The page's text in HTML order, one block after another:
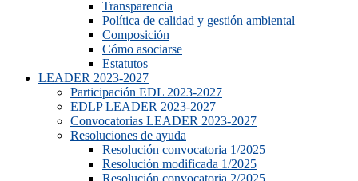
Transparencia
Política de calidad y gestión ambiental
Composición
Cómo asociarse
Estatutos
LEADER 2023-2027
Participación EDL 2023-2027
EDLP LEADER 2023-2027
Convocatorias LEADER 2023-2027
Resoluciones de ayuda
Resolución convocatoria 1/2025
Resolución modificada 1/2025
Resolución convocatoria 2/2025